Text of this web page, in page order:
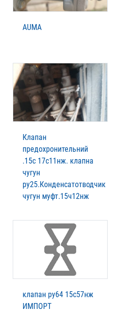
AUMA
Клапан
предохронительний
.15с 17с11нж. клапна
чугун
ру25.Конденсатотводчик
чугун муфт.15ч12нж
клапан ру64 15с57нж
ИМПОРТ